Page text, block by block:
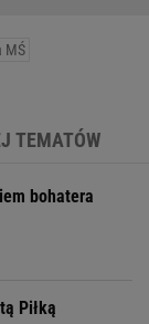
MŚ
TEMATÓW
bohatera
Piłką